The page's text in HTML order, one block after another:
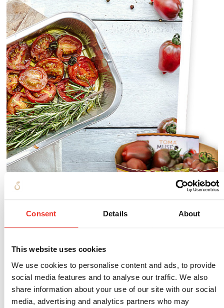
Consent Details About
This website uses cookies
We use cookies to personalise content and ads, to provide
social media features and to analyse our traffic. We also
share information about your use of our site with our social
media, advertising and analytics partners who may
Tomaat "warm" aanbevolen
Door zijn kruidige smaak en vast vruchtvlees is de